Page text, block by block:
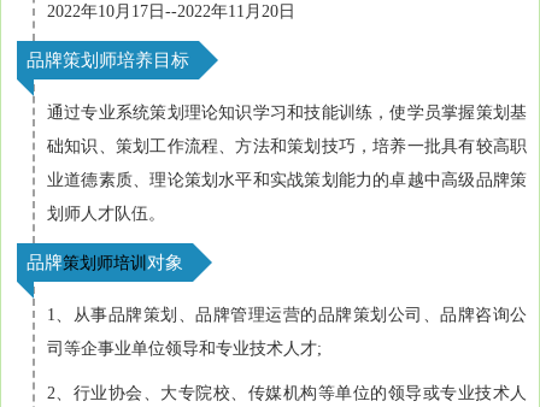
2022年10月17日--2022年11月20日
品牌策划师培养目标
通过专业系统策划理论知识学习和技能训练，使学员掌握策划基
础知识、策划工作流程、方法和策划技巧，培养一批具有较高职
业道德素质、理论策划水平和实战策划能力的卓越中高级品牌策
划师人才队伍。
品牌策划师培训 对象
1、从事品牌策划、品牌管理运营的品牌策划公司、品牌咨询公
司等企事业单位领导和专业技术人才;
2、行业协会、大专院校、传媒机构等单位的领导或专业技术人